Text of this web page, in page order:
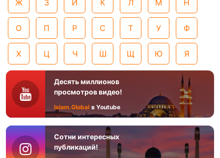
Ж З И К Л М Н
О П Р С Т У Ф
Х Ц Ч Ш Щ Ю Я
Десять миллионов
просмотров видео!
Islam.Global в Youtube
Сотни интересных
публикаций!